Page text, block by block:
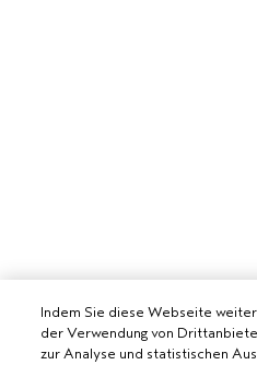
Indem Sie diese Webseite
der Verwendung von
zur Analyse und statistischen